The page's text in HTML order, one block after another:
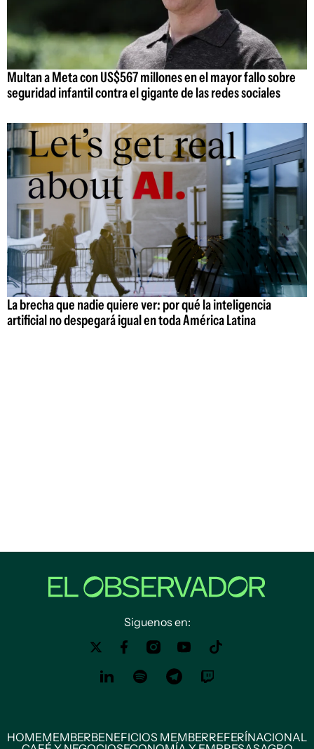
Multan a Meta con US$567 millones en el mayor fallo sobre
seguridad infantil contra el gigante de las redes sociales
La brecha que nadie quiere ver: por qué la inteligencia
artificial no despegará igual en toda América Latina
Siguenos en:
HOMEMEMBERBENEFICIOS MEMBERREFERÍNACIONAL